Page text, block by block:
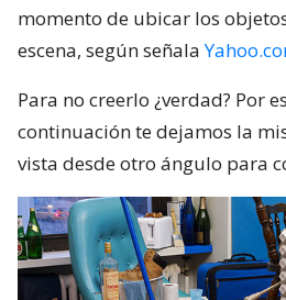
momento de ubicar los
escena, según señala
Para no creerlo ¿verdad? Por
continuación te dejamos la
vista desde otro ángulo para